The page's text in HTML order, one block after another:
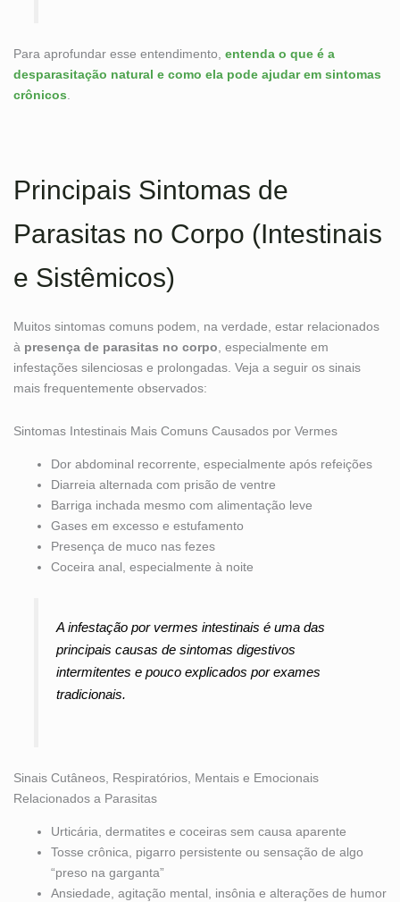
Para aprofundar esse entendimento, entenda o que é a
desparasitação natural e como ela pode ajudar em sintomas
crônicos
Principais Sintomas de
Parasitas no Corpo (Intestinais
e Sistêmicos)
Muitos sintomas comuns podem, na verdade, estar relacionados
à presença de parasitas no corpo , especialmente em
infestações silenciosas e prolongadas. Veja a seguir os sinais
mais frequentemente observados:
Sintomas Intestinais Mais Comuns Causados por Vermes
Dor abdominal recorrente, especialmente após refeições
Diarreia alternada com prisão de ventre
Barriga inchada mesmo com alimentação leve
Gases em excesso e estufamento
Presença de muco nas fezes
Coceira anal, especialmente à noite
A infestação por vermes intestinais é uma das
principais causas de sintomas digestivos
intermitentes e pouco explicados por exames
tradicionais.
Sinais Cutâneos, Respiratórios, Mentais e Emocionais
Relacionados a Parasitas
Urticária, dermatites e coceiras sem causa aparente
Tosse crônica, pigarro persistente ou sensação de algo
“preso na garganta”
Ansiedade, agitação mental, insônia e alterações de humor